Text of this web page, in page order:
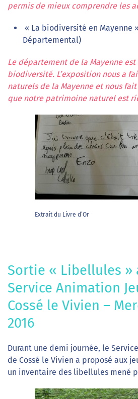
permis de mieux comprendre les
« La biodiversité en Mayenne
Départemental)
Le département de la Mayenne
biodiversité. L’exposition nous a
naturels de la Mayenne et nous
que notre patrimoine naturel est
Extrait du Livre d’Or
Sortie « Libellules »
Service Animation
Cossé le Vivien –
2016
Durant une demi journée, le
de Cossé le Vivien a proposé aux
un inventaire des libellules mené